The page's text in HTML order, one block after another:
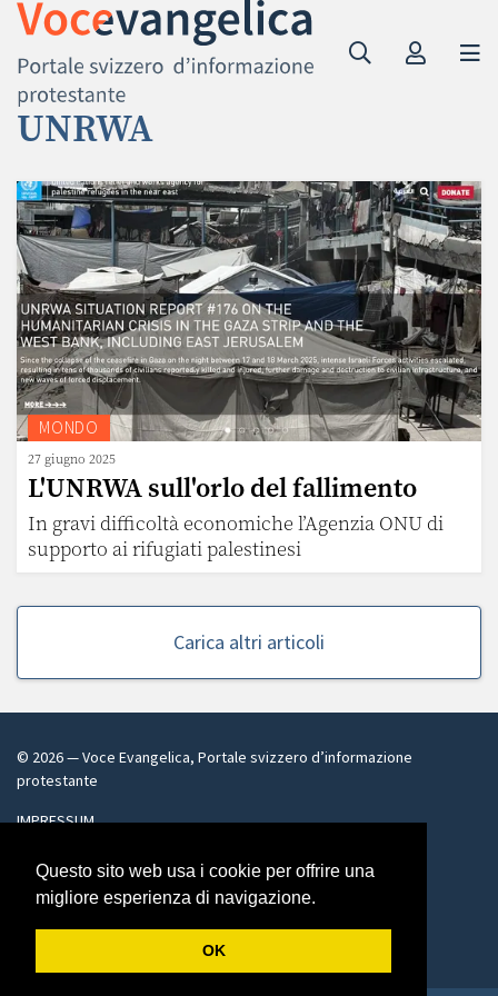
Questo sito web usa i cookie per offrire una
migliore esperienza di navigazione.
OK
UNRWA
MONDO
27 giugno 2025
L'UNRWA sull'orlo del fallimento
In gravi difficoltà economiche l’Agenzia ONU di
supporto ai rifugiati palestinesi
Carica altri articoli
© 2026— Voce Evangelica, Portale svizzero d’informazione
protestante
IMPRESSUM
voceevangelica@bluewin.ch
Facebook